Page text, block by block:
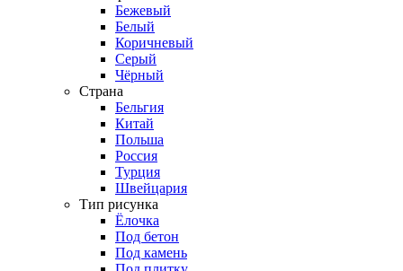
Бежевый
Белый
Коричневый
Серый
Чёрный
Страна
Бельгия
Китай
Польша
Россия
Турция
Швейцария
Тип рисунка
Ёлочка
Под бетон
Под камень